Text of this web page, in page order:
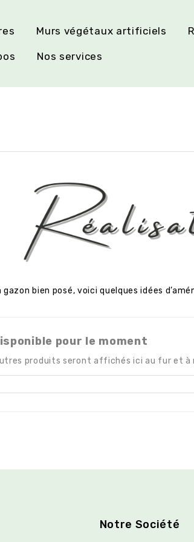
Murs végétaux artificiels
Nos services
bien posé, voici quelques idées
pour le moment
produits seront affichés ici au fur et à
Notre Société